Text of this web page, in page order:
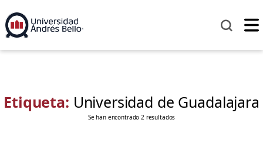
Etiqueta: Universidad de Guadalajara
Se han encontrado 2 resultados